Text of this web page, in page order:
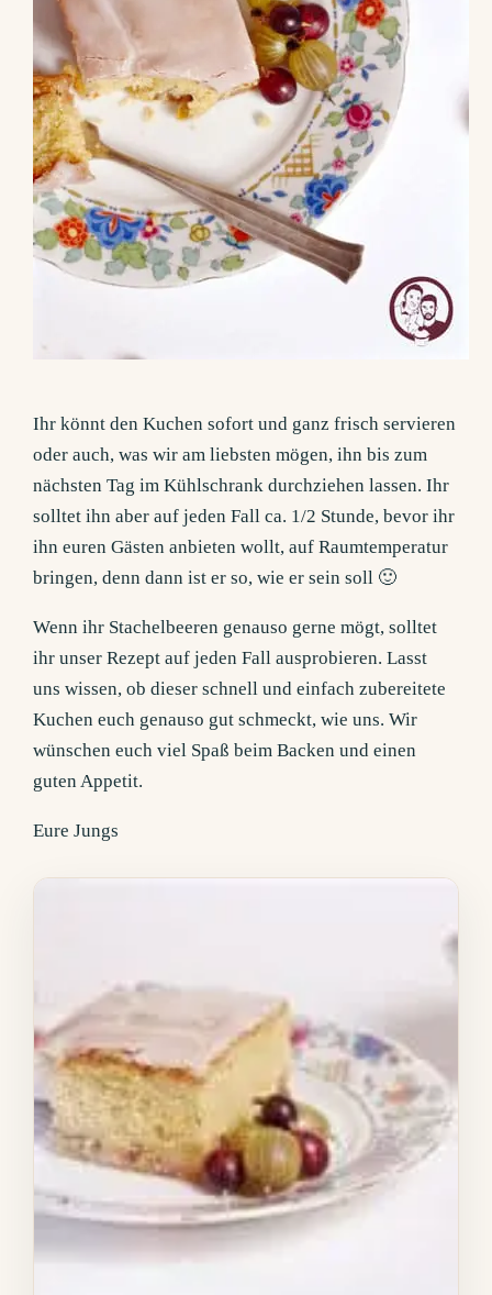
Ihr könnt den Kuchen sofort und ganz frisch servieren
oder auch, was wir am liebsten mögen, ihn bis zum
nächsten Tag im Kühlschrank durchziehen lassen. Ihr
solltet ihn aber auf jeden Fall ca. 1/2 Stunde, bevor ihr
ihn euren Gästen anbieten wollt, auf Raumtemperatur
bringen, denn dann ist er so, wie er sein soll 🙂
Wenn ihr Stachelbeeren genauso gerne mögt, solltet
ihr unser Rezept auf jeden Fall ausprobieren. Lasst
uns wissen, ob dieser schnell und einfach zubereitete
Kuchen euch genauso gut schmeckt, wie uns. Wir
wünschen euch viel Spaß beim Backen und einen
guten Appetit.
Eure Jungs